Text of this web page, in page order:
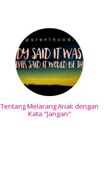
Tentang Melarang Anak dengan
Kata "Jangan"